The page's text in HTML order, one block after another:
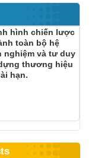
hình chiến lược
toàn bộ hệ
nghiệm và tư duy
thương hiệu
hạn.